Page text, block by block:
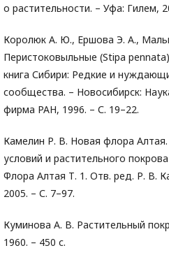
о растительности. – Уфа: Гилем,
Королюк А. Ю., Ершова Э. А.,
Перистоковыльные (Stipa
книга Сибири: Редкие и
сообщества. – Новосибирск:
фирма РАН, 1996. – С. 19–22.
Камелин Р. В. Новая флора
условий и растительного
Флора Алтая Т. 1. Отв. ред. Р. В.
2005. – С. 7–97.
Куминова А. В. Растительный
1960. – 450 с.